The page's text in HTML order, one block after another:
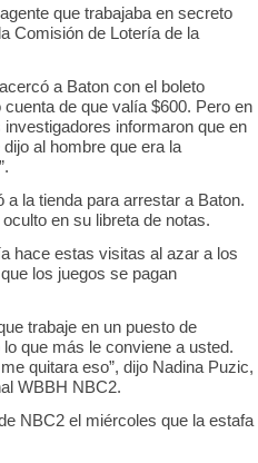
que trabajaba en secreto
Comisión de Lotería de la
a Baton con el boleto
de que valía $600. Pero en
informaron que en
al hombre que era la
la tienda para arrestar a Baton.
en su libreta de notas.
hace estas visitas al azar a los
los juegos se pagan
trabaje en un puesto de
que más le conviene a usted.
quitara eso”, dijo Nadina Puzic,
WBBH NBC2.
NBC2 el miércoles que la estafa